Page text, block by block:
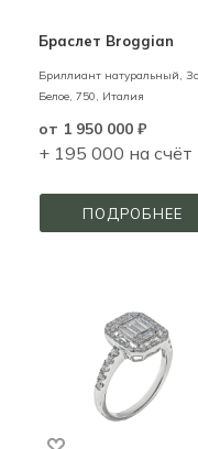
Браслет Broggian
Бриллиант натуральный,
Белое, 750, Италия
от 1 950 000 ₽
+ 195 000 на счёт
ПОДРОБНЕЕ